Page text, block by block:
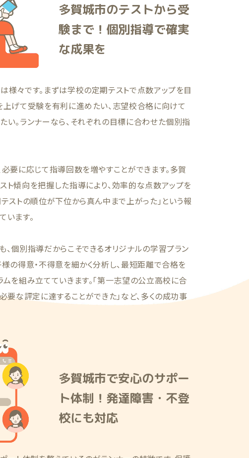
多賀城市のテストから受
験まで！個別指導で確実
な成果を
様々です。まずは学校の定期テストで点数アップを目
上げて受験を有利に進めたい、志望校合格に向けて
い。ランナーなら、それぞれの目標に合わせた個別指
必要に応じて指導回数を増やすことができます。多賀
ト傾向を把握した指導により、効率的な点数アップを
ストの順位が下位から真ん中まで上がった」という報
います。
、個別指導だからこそできるオリジナルの学習プラン
様の得意・不得意を細かく分析し、最短距離で合格を
ムを組み立てていきます。「第一志望の公立高校に合
要な評定に達することができた」など、多くの成功事
多賀城市で安心のサポー
ト体制！発達障害・不登
校にも対応